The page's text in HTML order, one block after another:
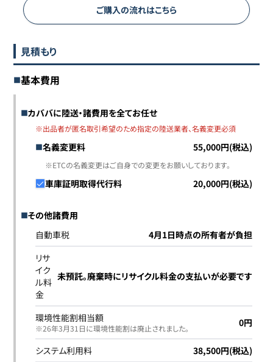
ご購入の流れはこちら
見積もり
基本費用
カババに陸送・諸費用を全てお任せ
※出品者が匿名取引希望のため指定の陸送業者、名義変更必須
名義変更料 55,000円(税込)
※ETCの名義変更はご自身での変更をお願いしております。
車庫証明取得代行料 20,000円(税込)
その他諸費用
自動車税
4月1日時点の所有者が負担
リサ
イク
ル料
金
未預託。廃棄時にリサイクル料金の支払いが必要です
環境性能割相当額
※26年3月31日に環境性能割は廃止されました｡ 0円
システム利用料 38,500円(税込)